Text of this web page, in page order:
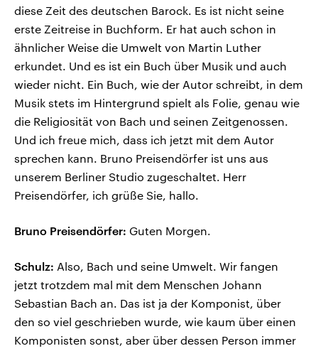
diese Zeit des deutschen Barock. Es ist nicht seine
erste Zeitreise in Buchform. Er hat auch schon in
ähnlicher Weise die Umwelt von Martin Luther
erkundet. Und es ist ein Buch über Musik und auch
wieder nicht. Ein Buch, wie der Autor schreibt, in dem
Musik stets im Hintergrund spielt als Folie, genau wie
die Religiosität von Bach und seinen Zeitgenossen.
Und ich freue mich, dass ich jetzt mit dem Autor
sprechen kann. Bruno Preisendörfer ist uns aus
unserem Berliner Studio zugeschaltet. Herr
Preisendörfer, ich grüße Sie, hallo.
Bruno Preisendörfer: Guten Morgen.
Schulz: Also, Bach und seine Umwelt. Wir fangen
jetzt trotzdem mal mit dem Menschen Johann
Sebastian Bach an. Das ist ja der Komponist, über
den so viel geschrieben wurde, wie kaum über einen
Komponisten sonst, aber über dessen Person immer